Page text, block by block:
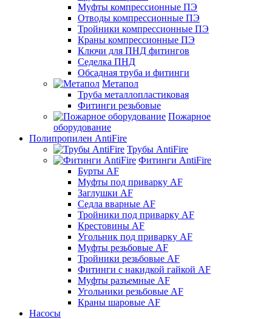
Муфты компрессионные ПЭ
Отводы компрессионные ПЭ
Тройники компрессионные ПЭ
Краны компрессионные ПЭ
Ключи для ПНД фитингов
Седелка ПНД
Обсадная труба и фитинги
Метапол
Труба металлопластиковая
Фитинги резьбовые
Пожарное
оборудование
Полипропилен AntiFire
Трубы AntiFire
Фитинги AntiFire
Бурты AF
Муфты под приварку AF
Заглушки AF
Седла вварные AF
Тройники под приварку AF
Крестовины AF
Угольник под приварку AF
Муфты резьбовые AF
Тройники резьбовые AF
Фитинги с накидкой гайкой AF
Муфты разъемные AF
Угольники резьбовые AF
Краны шаровые AF
Насосы